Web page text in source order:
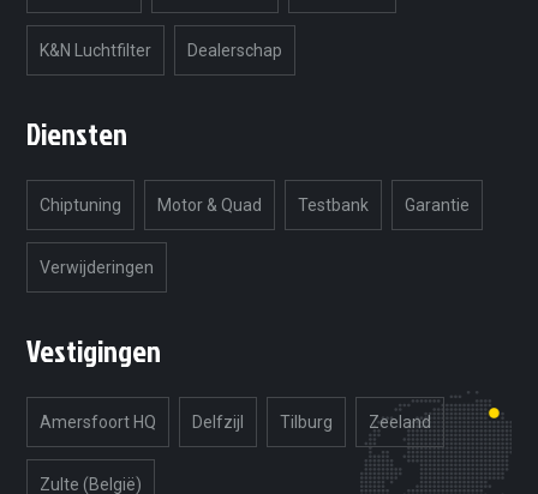
K&N Luchtfilter Dealerschap
Diensten
Chiptuning Motor & Quad Testbank Garantie
Verwijderingen
Vestigingen
Amersfoort HQ Delfzijl Tilburg Zeeland
Zulte (België)